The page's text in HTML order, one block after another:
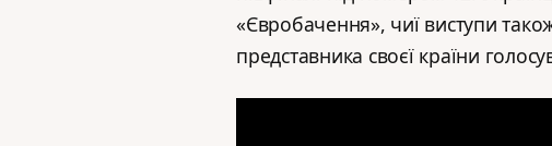
«Євробачення», чиї виступи
представника своєї країни